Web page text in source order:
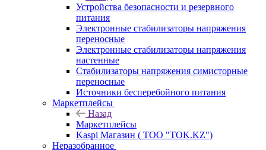
Устройства безопасности и резервного
питания
Электронные стабилизаторы напряжения
переносные
Электронные стабилизаторы напряжения
настенные
Стабилизаторы напряжения симисторные
переносные
Источники бесперебойного питания
Маркетплейсы
Назад
Маркетплейсы
Kaspi Магазин ( ТОО "TOK.KZ")
Неразобранное